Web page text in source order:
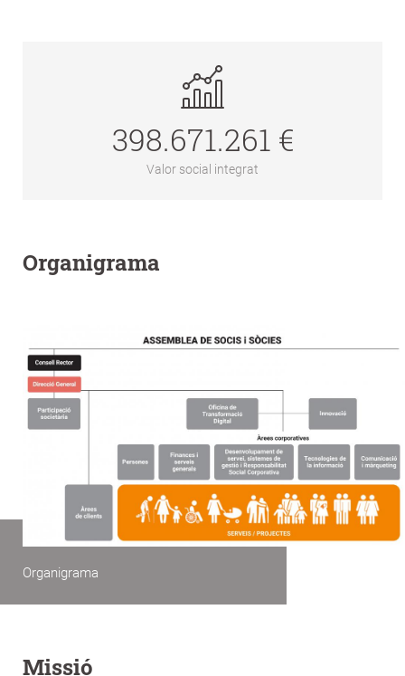
398.671.261 €
Valor social integrat
Organigrama
Organigrama
Missió